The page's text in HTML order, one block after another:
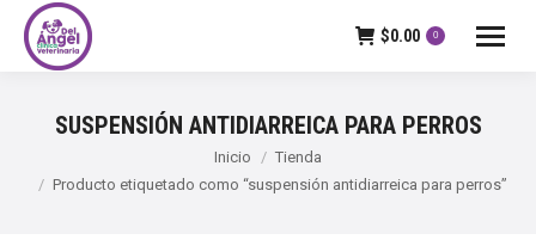
$0.00 0
SUSPENSIÓN ANTIDIARREICA PARA PERROS
Inicio
Tienda
Producto etiquetado como “suspensión antidiarreica para perros”